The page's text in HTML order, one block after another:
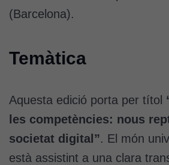
(Barcelona).
Temàtica
Aquesta edició porta per títol
les competències: nous
societat digital”. El món
està assistint a una clara